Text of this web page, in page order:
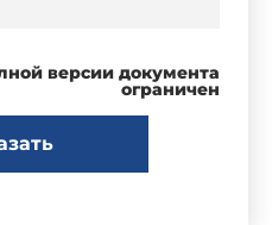
версии документа
ограничен